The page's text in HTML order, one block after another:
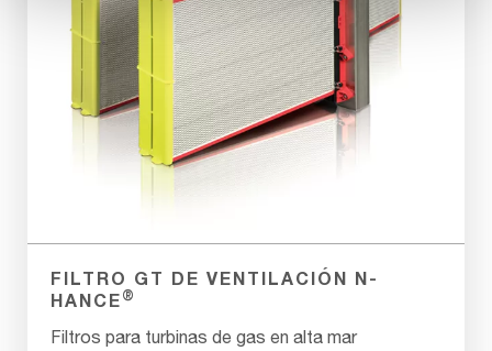
FILTRO GT DE VENTILACIÓN N-
HANCE ®
Filtros para turbinas de gas en alta mar